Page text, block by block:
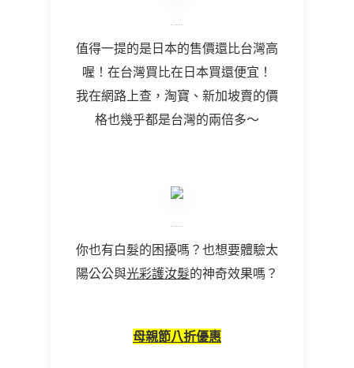
值得一提的是日本的售價還比台灣高
喔！在台灣買比在日本買還便宜！
我在網路上查，淘寶、新加坡賣的價
格也幾乎都是台灣的兩倍多～
你也有白髮的困擾嗎？也想要體驗太
陽公公與光彩護汝髮的神奇效果嗎？
母親節八折優惠